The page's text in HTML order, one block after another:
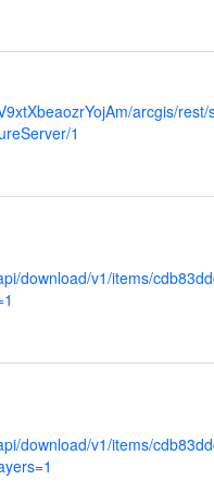
arcgis/
1
download/v1/items/
download/v1/items/